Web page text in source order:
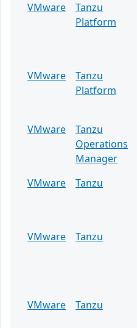
VMware
Tanzu
Platform
VMware
Tanzu
Platform
VMware
Tanzu
Operations
Manager
VMware
Tanzu
VMware
Tanzu
VMware
Tanzu